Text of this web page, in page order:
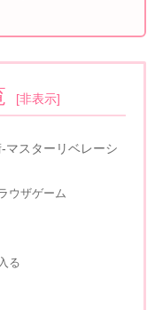
[非表示]
マスターリベレーシ
ウザゲーム
る